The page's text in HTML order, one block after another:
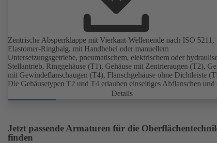
Zentrische Absperrklappe mit Vierkant-Wellenende nach ISO 5211,
Elastomer-Ringbalg, mit Handhebel oder manuellem
Untersetzungsgetriebe, pneumatischem, elektrischem oder
Stellantrieb, Ringgehäuse (T1), Gehäuse mit Zentrieraugen (T2),
mit Gewindeflanschaugen (T4), Flanschgehäuse ohne Dichtleiste
Die Gehäusetypen T2 und T4 erlauben einseitiges Abflanschen und
Einbau als Endarmatur mit Gegenflansch. Anschlüsse nach EN,
JIS.
Details
Jetzt passende Armaturen für die
finden